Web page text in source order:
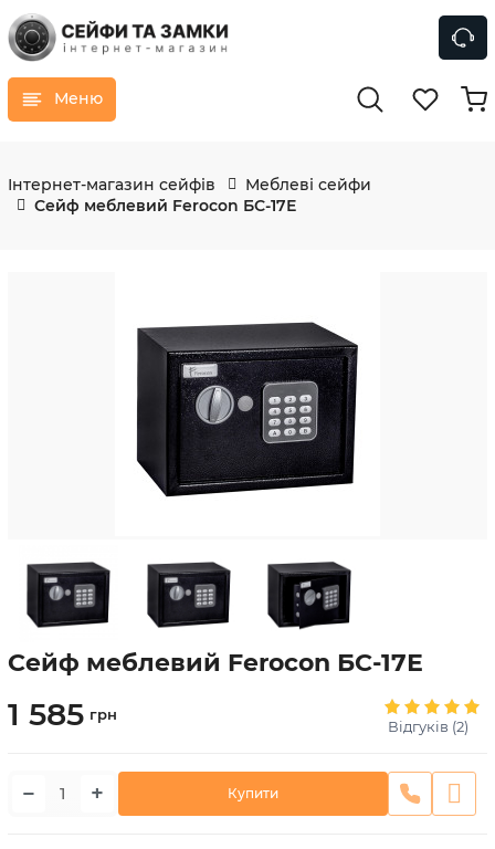
Меню
Інтернет-магазин сейфів
Меблеві сейфи
Сейф меблевий Ferocon БС-17Е
Сейф меблевий Ferocon БС-17Е
1 585 грн
Відгуків (2)
− + Купити